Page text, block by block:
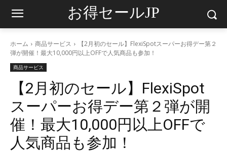
お得セールJP
ホーム 商品サービス
【2月初のセール】FlexiSpotスーパーお得デー第２
弾が開催！最大10,000円以上OFFで人気商品も参加！
商品サービス
【2月初のセール】FlexiSpot
スーパーお得デー第２弾が開
催！最大10,000円以上OFFで
人気商品も参加！